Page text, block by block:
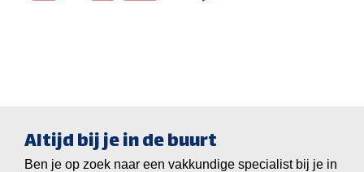
Altijd bij je in de buurt
Ben je op zoek naar een vakkundige specialist bij je in